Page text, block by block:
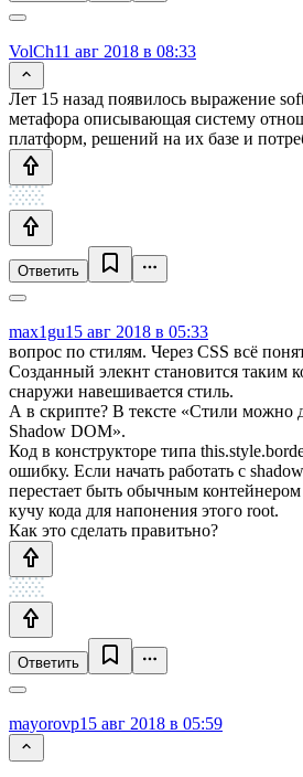
VolCh11 авг 2018 в 08:33
Лет 15 назад появилось выражение
метафора описывающая систему
платформ, решений на их базе и
Ответить
max1gu15 авг 2018 в 05:33
вопрос по стилям. Через CSS всё
Созданный элекнт становится таким
снаружи навешивается стиль.
А в скрипте? В тексте «Стили можно
Shadow DOM».
Код в конструкторе типа
ошибку. Если начать работать с
перестает быть обычным
кучу кода для напонения этого root.
Как это сделать правитьно?
Ответить
mayorovp15 авг 2018 в 05:59